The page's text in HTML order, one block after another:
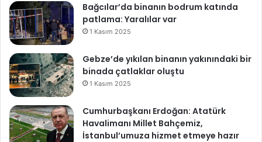
Bağcılar’da binanın bodrum katında
patlama: Yaralılar var
1 Kasım 2025
Gebze’de yıkılan binanın yakınındaki bir
binada çatlaklar oluştu
1 Kasım 2025
Cumhurbaşkanı Erdoğan: Atatürk
Havalimanı Millet Bahçemiz,
İstanbul’umuza hizmet etmeye hazır